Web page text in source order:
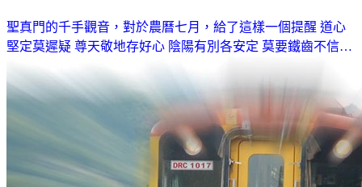
聖真門的千手觀音，對於農曆七月，給了這樣一個提醒 道心
堅定莫遲疑 尊天敬地存好心 陰陽有別各安定 莫要鐵齒不信…